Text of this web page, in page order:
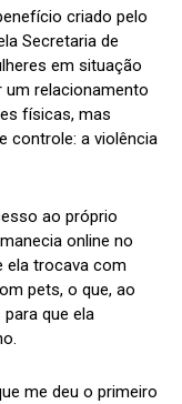
criado pelo
Secretaria de
em situação
um relacionamento
físicas, mas
controle: a violência
ao próprio
online no
ela trocava com
pets, o que, ao
que ela
me deu o primeiro